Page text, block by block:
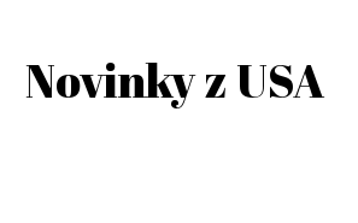
Novinky z USA